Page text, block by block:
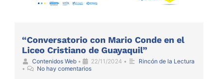
“Conversatorio con Mario Conde en el
Liceo Cristiano de Guayaquil”
Contenidos Web • 22/11/2024 •
Rincón de la Lectura
•
No hay comentarios